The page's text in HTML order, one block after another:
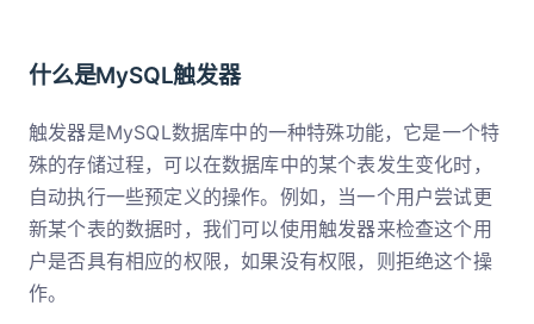
什么是MySQL触发器
触发器是MySQL数据库中的一种特殊功能，它是一个特
殊的存储过程，可以在数据库中的某个表发生变化时，
自动执行一些预定义的操作。例如，当一个用户尝试更
新某个表的数据时，我们可以使用触发器来检查这个用
户是否具有相应的权限，如果没有权限，则拒绝这个操
作。